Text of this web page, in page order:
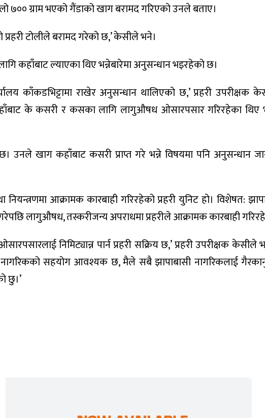
७०० ग्राम भएको गैंडाको खाग बरामद गरिएको उनले बताए।
टोलीले बरामद गरेको छ,’ केसीले भने।
कहाँबाट ल्याएका थिए भन्नेबारेमा अनुसन्धान भइरहेको छ।
काँकडभिट्टामा राखेर अनुसन्धान थालिएको छ,’ प्रहरी उपरीक्षक
के कसरी र कसका लागि लागुऔषध ओसारपसार गरिरहेका थिए
उनले खाग कहाँबाट कसरी प्राप्त गरे भन्ने विषयमा पनि अनुसन्धान
आक्रामक कारबाही गरिरहेको प्रहरी युनिट हो। विशेषत:
लागुऔषध, तस्करीजन्य अपराधमा प्रहरीले आक्रामक कारबाही
निमिट्यान्न पार्न प्रहरी सक्रिय छ,’ प्रहरी उपरीक्षक केसीले
नागरिकको सहयोग आवश्यक छ, मैले सबै झापाबासी नागरिकलाई
छु।’